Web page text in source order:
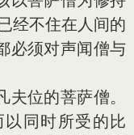
经不住在人间的
必须对声闻僧与
位的菩萨僧。
同时所受的比